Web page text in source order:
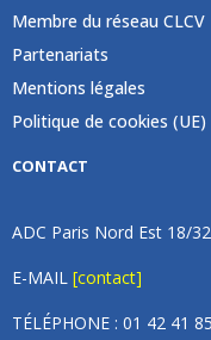
Membre du réseau CLCV
Partenariats
Mentions légales
Politique de cookies (UE)
CONTACT
ADC Paris Nord Est 18/
E-MAIL [contact]
TÉLÉPHONE : 01 42 41